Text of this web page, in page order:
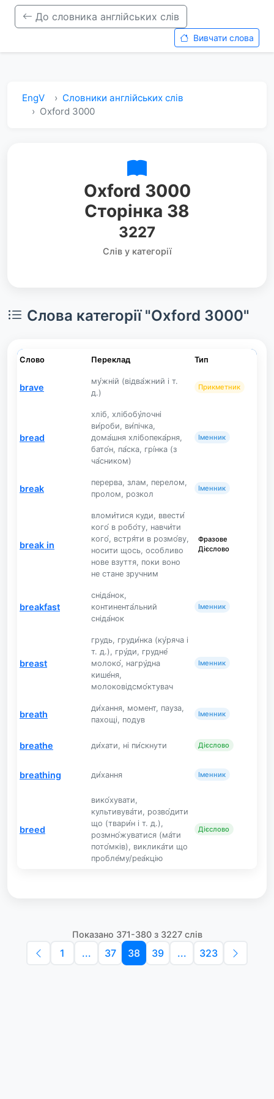
До словника англійських слів
Вивчати слова
EngV
Словники англійських слів
Oxford 3000
Oxford 3000
Сторінка 38
3227
Слів у категорії
Слова категорії "Oxford 3000"
Слово Переклад Тип
brave
му́жній (відва́жний і т.
д.)
Прикметник
bread
хліб, хлібобу́лочні
ви́роби, ви́пічка,
дома́шня хлібопека́рня,
бато́н, па́ска, грі́нка (з
ча́сником)
Іменник
break
перерва, злам, перелом,
пролом, розкол
Іменник
break in
вломи́тися куди, ввести́
кого́ в робо́ту, навчи́ти
кого́, встря́ти в розмо́ву,
носити щось, особливо
нове взуття, поки воно
не стане зручним
Фразове
Дієслово
breakfast
сніда́нок,
континента́льний
сніда́нок
Іменник
breast
грудь, груди́нка (ку́ряча і
т. д.), гру́ди, грудне́
молоко́, нагру́дна
кише́ня,
молоковідсмо́ктувач
Іменник
breath
ди́хання, момент, пауза,
пахощі, подув
Іменник
breathe ди́хати, ні пи́скнути Дієслово
breathing ди́хання Іменник
breed
вико́хувати,
культивува́ти, розво́дити
що (твари́н і т. д.),
розмно́жуватися (ма́ти
пото́мків), виклика́ти що
пробле́му/реа́кцію
Дієслово
Показано 371-380 з 3227 слів
1 ... 37 38 39 ... 323